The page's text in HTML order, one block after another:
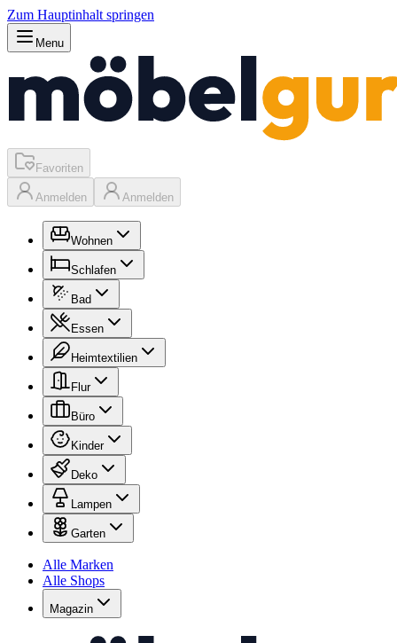
Zum Hauptinhalt springen
Menu
Favoriten
Anmelden Anmelden
Wohnen
Schlafen
Bad
Essen
Heimtextilien
Flur
Büro
Kinder
Deko
Lampen
Garten
Alle Marken
Alle Shops
Magazin